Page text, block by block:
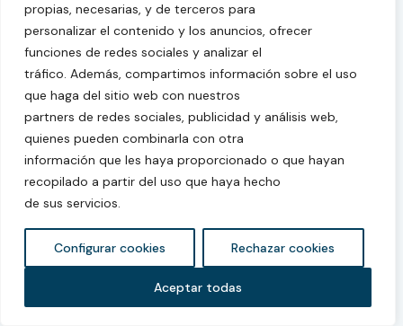
propias, necesarias, y de terceros para
personalizar el contenido y los anuncios, ofrecer
funciones de redes sociales y analizar el
tráfico. Además, compartimos información sobre el uso
que haga del sitio web con nuestros
partners de redes sociales, publicidad y análisis web,
quienes pueden combinarla con otra
información que les haya proporcionado o que hayan
recopilado a partir del uso que haya hecho
de sus servicios.
Configurar cookies Rechazar cookies
Aceptar todas
Si cualquier cláusula incluida en estas Condiciones
Generales fuese declarada, total o parcialmente, nula o
ineficaz, tal nulidad o ineficacia afectará tan sólo a
dicha disposición o a la parte de la misma que resulte
nula o ineficaz, subsistiendo las Condiciones Generales
en todo lo demás, teniéndose tal disposición, o la parte
de la misma que resultase afectada, por no puesta.
LEY APLICABLE Y JURISDICCIÓN:
Estas condiciones se regirán o interpretarán conforme
a la legislación española en aquello que no esté
expresamente establecido. El prestador y el usuario,
acuerdan someter cualquier controversia que pudiera